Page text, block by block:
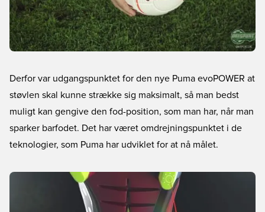
Derfor var udgangspunktet for den nye Puma evoPOWER at
støvlen skal kunne strække sig maksimalt, så man bedst
muligt kan gengive den fod-position, som man har, når man
sparker barfodet. Det har været omdrejningspunktet i de
teknologier, som Puma har udviklet for at nå målet.